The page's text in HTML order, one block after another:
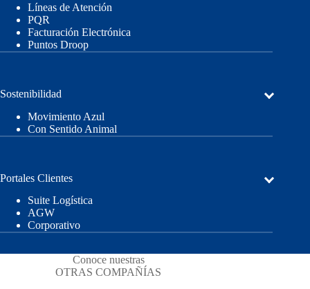
Líneas de Atención
PQR
Facturación Electrónica
Puntos Droop
Sostenibilidad
Movimiento Azul
Con Sentido Animal
Portales Clientes
Suite Logística
AGW
Corporativo
Conoce nuestras
OTRAS COMPAÑÍAS